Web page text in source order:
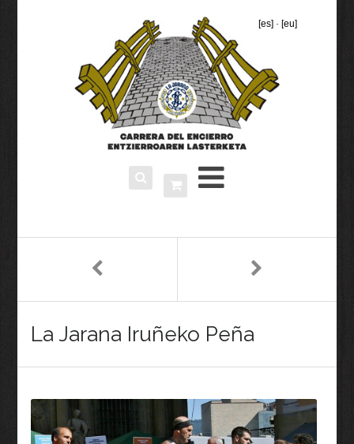
[es] · [eu]
La Jarana Iruñeko Peña